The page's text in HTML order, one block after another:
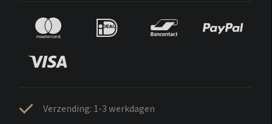
Verzending: 1-3 werkdagen